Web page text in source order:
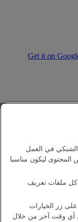
الشبكي في العمل
ليكون مناسبا
كل ملفات تعريف
زر الخيارات
أي وقت آخر من خلال